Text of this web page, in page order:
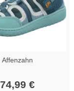
Affenzahn
74,99 €